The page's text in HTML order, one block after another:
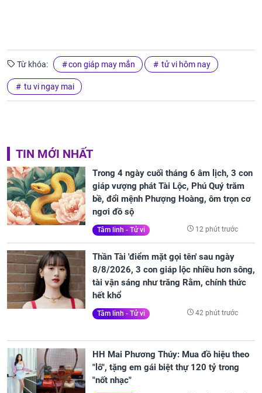
Từ khóa: con giáp may mắn tử vi hôm nay
tu vi ngay mai
TIN MỚI NHẤT
Trong 4 ngày cuối tháng 6 âm lịch, 3 con
giáp vượng phát Tài Lộc, Phú Quý trăm
bề, đổi mệnh Phượng Hoàng, ôm trọn cơ
ngơi đồ sộ
Tâm linh - Tử vi 12 phút trước
Thần Tài 'điểm mặt gọi tên' sau ngày
8/8/2026, 3 con giáp lộc nhiều hơn sông,
tài vận sáng như trăng Rằm, chính thức
hết khổ
Tâm linh - Tử vi 42 phút trước
HH Mai Phương Thúy: Mua đồ hiệu theo
"lô", tặng em gái biệt thự 120 tỷ trong
"nốt nhạc"